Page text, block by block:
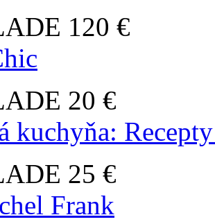
120 €
20 €
kuchyňa:
25 €
Frank